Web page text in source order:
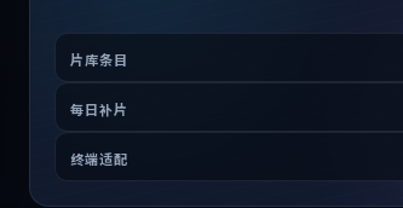
片库条目
每日补片
终端适配